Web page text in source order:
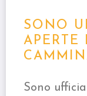
SONO
Sono